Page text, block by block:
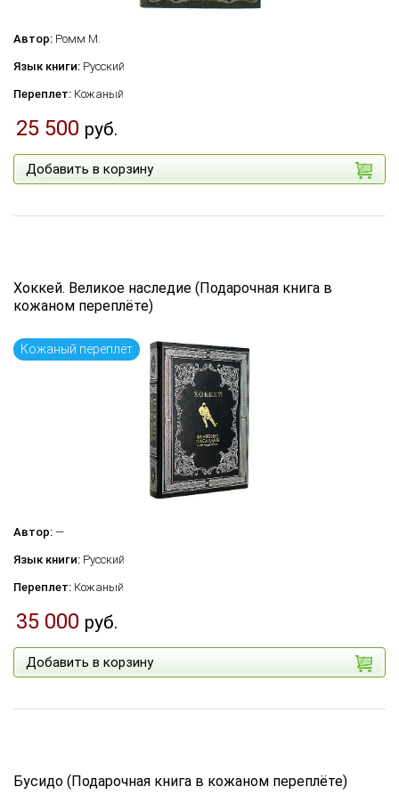
Автор: Ромм М.
Язык книги: Русский
Переплет: Кожаный
25 500 руб.
Добавить в корзину
Хоккей. Великое наследие (Подарочная книга в
кожаном переплёте)
Кожаный переплёт
Автор: —
Язык книги: Русский
Переплет: Кожаный
35 000 руб.
Добавить в корзину
Бусидо (Подарочная книга в кожаном переплёте)